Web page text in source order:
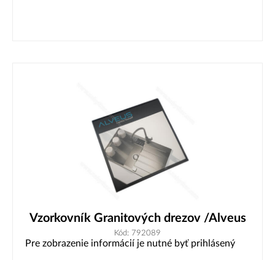
Vzorkovník Granitových drezov /Alveus
Kód: 792089
Pre zobrazenie informácií je nutné byť prihlásený